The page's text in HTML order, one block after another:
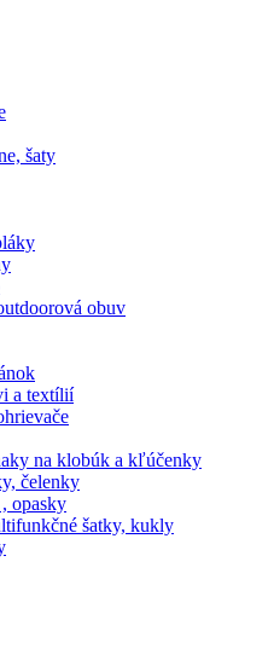
šaty
obuv
a textílií
na klobúk a kľúčenky
čelenky
opasky
šatky, kukly